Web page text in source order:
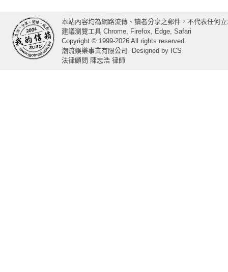
本站內容均為網路流傳、讀者分享之郵件，不代表任何
建議瀏覽工具 Chrome, Firefox, Edge, Safari
Copyright © 1999-2026 All rights reserved.
潮流娛樂事業有限公司
Designed by ICS
法律顧問 陳志浩 律師